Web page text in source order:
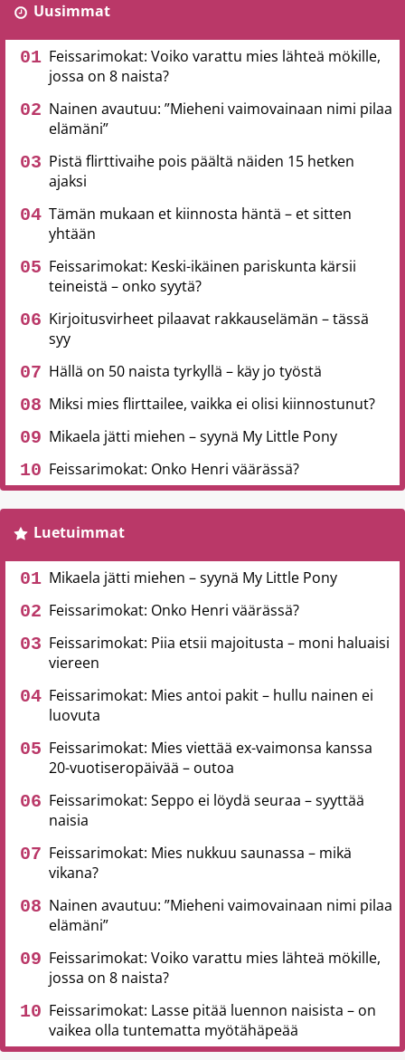
Uusimmat
Feissarimokat: Voiko varattu mies lähteä mökille,
jossa on 8 naista?
Nainen avautuu: ”Mieheni vaimovainaan nimi pilaa
elämäni”
Pistä flirttivaihe pois päältä näiden 15 hetken
ajaksi
Tämän mukaan et kiinnosta häntä – et sitten
yhtään
Feissarimokat: Keski-ikäinen pariskunta kärsii
teineistä – onko syytä?
Kirjoitusvirheet pilaavat rakkauselämän – tässä
syy
Hällä on 50 naista tyrkyllä – käy jo työstä
Miksi mies flirttailee, vaikka ei olisi kiinnostunut?
Mikaela jätti miehen – syynä My Little Pony
Feissarimokat: Onko Henri väärässä?
Luetuimmat
Mikaela jätti miehen – syynä My Little Pony
Feissarimokat: Onko Henri väärässä?
Feissarimokat: Piia etsii majoitusta – moni haluaisi
viereen
Feissarimokat: Mies antoi pakit – hullu nainen ei
luovuta
Feissarimokat: Mies viettää ex-vaimonsa kanssa
20-vuotiseropäivää – outoa
Feissarimokat: Seppo ei löydä seuraa – syyttää
naisia
Feissarimokat: Mies nukkuu saunassa – mikä
vikana?
Nainen avautuu: ”Mieheni vaimovainaan nimi pilaa
elämäni”
Feissarimokat: Voiko varattu mies lähteä mökille,
jossa on 8 naista?
Feissarimokat: Lasse pitää luennon naisista – on
vaikea olla tuntematta myötähäpeää